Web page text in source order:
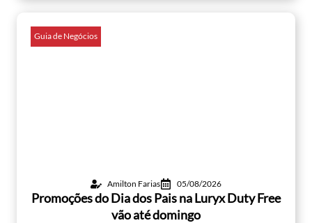
Guia de Negócios
Amilton Farias 05/08/2026
Promoções do Dia dos Pais na Luryx Duty Free
vão até domingo